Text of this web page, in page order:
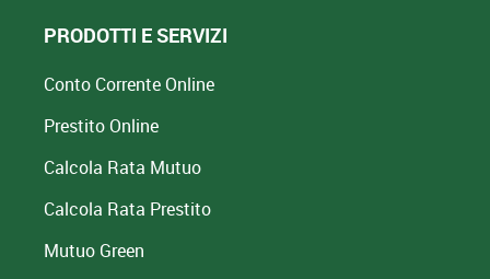
PRODOTTI E SERVIZI
Conto Corrente Online
Prestito Online
Calcola Rata Mutuo
Calcola Rata Prestito
Mutuo Green